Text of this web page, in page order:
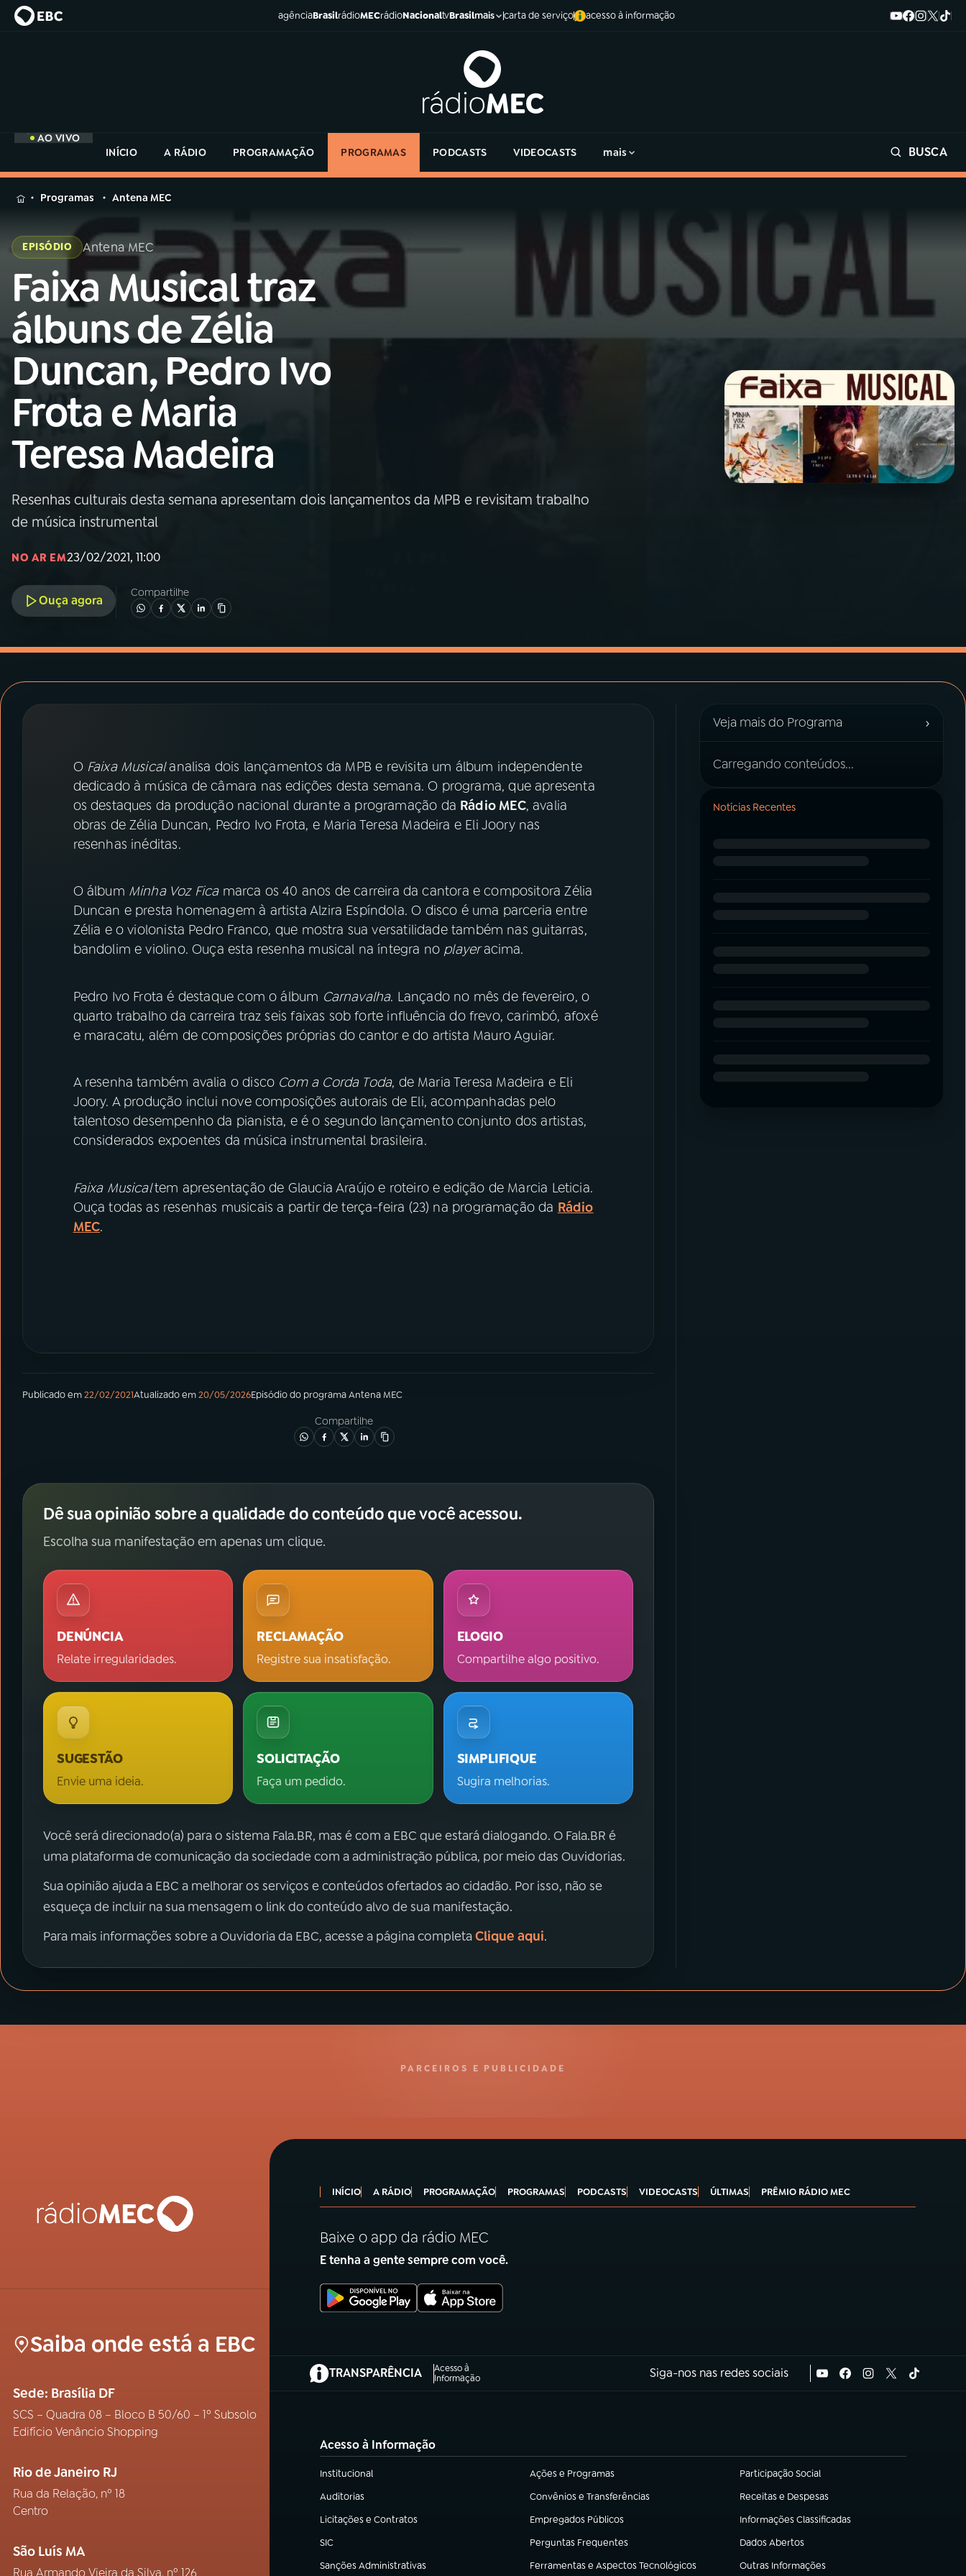
agênciaBrasilrádioMECrádioNacionaltvBrasilmais carta de serviço acesso à informação
AO VIVO
INÍCIO
A RÁDIO PROGRAMAÇÃO PROGRAMAS PODCASTS VIDEOCASTS mais BUSCA
MENU
Buscar
na
Rádio
MEC
AO VIVO
01INÍCIO
02A RÁDIO
03 PROGRAMAÇÃO
04PROGRAMAS
05 PODCASTS
06VIDEOCASTS
07ÚLTIMAS
Instagram X
na
Rádio
Programas Antena MEC
EPISÓDIO Antena MEC
Faixa Musical traz
álbuns de Zélia
Duncan, Pedro Ivo
Frota e Maria
Teresa Madeira
Resenhas culturais desta semana apresentam dois lançamentos da MPB e revisitam trabalho
de música instrumental
NO AR EM23/02/2021, 11:00
Ouça agora
Compartilhe
O Faixa Musicalanalisa dois lançamentos da MPB e revisita um álbum independente
dedicado à música de câmara nas edições desta semana. O programa, que apresenta
os destaques da produção nacional durante a programação da Rádio MEC, avalia
obras de Zélia Duncan, Pedro Ivo Frota, e Maria Teresa Madeira e Eli Joory nas
resenhas inéditas.
O álbum Minha Voz Ficamarca os 40 anos de carreira da cantora e compositora Zélia
Duncan e presta homenagem à artista Alzira Espíndola. O disco é uma parceria entre
Zélia e o violonista Pedro Franco, que mostra sua versatilidade também nas guitarras,
bandolim e violino. Ouça esta resenha musical na íntegra no playeracima.
Pedro Ivo Frota é destaque com o álbum Carnavalha. Lançado no mês de fevereiro, o
quarto trabalho da carreira traz seis faixas sob forte influência do frevo, carimbó, afoxé
e maracatu, além de composições próprias do cantor e do artista Mauro Aguiar.
A resenha também avalia o disco Com a Corda Toda, de Maria Teresa Madeira e Eli
Joory. A produção inclui nove composições autorais de Eli, acompanhadas pelo
talentoso desempenho da pianista, e é o segundo lançamento conjunto dos artistas,
considerados expoentes da música instrumental brasileira.
Faixa Musicaltem apresentação de Glaucia Araújo e roteiro e edição de Marcia Leticia.
Ouça todas as resenhas musicais a partir de terça-feira (23) na programação da Rádio
MEC.
Publicado em22/02/2021Atualizado em20/05/2026Episódiodo programaAntena MEC
Compartilhe
Dê sua opinião sobre a qualidade do conteúdo que você acessou.
Escolha sua manifestação em apenas um clique.
DENÚNCIA
Relate irregularidades.
RECLAMAÇÃO
Registre sua insatisfação.
ELOGIO
Compartilhe algo positivo.
SUGESTÃO
Envie uma ideia.
SOLICITAÇÃO
Faça um pedido.
SIMPLIFIQUE
Sugira melhorias.
Você será direcionado(a) para o sistema Fala.BR, mas é com a EBC que estará dialogando. O Fala.BR é
uma plataforma de comunicação da sociedade com a administração pública, por meio das Ouvidorias.
Sua opinião ajuda a EBC a melhorar os serviços e conteúdos ofertados ao cidadão. Por isso, não se
esqueça de incluir na sua mensagem o link do conteúdo alvo de sua manifestação.
Para mais informações sobre a Ouvidoria da EBC, acesse a página completaClique aqui.
Veja mais do Programa ›
Carregando conteúdos...
Notícias Recentes
PARCEIROS E PUBLICIDADE
Saiba onde está a EBC
Sede: Brasília DF
SCS – Quadra 08 – Bloco B 50/60 – 1º Subsolo
Edifício Venâncio Shopping
Rio de Janeiro RJ
Rua da Relação, nº 18
Centro
São Luís MA
Rua Armando Vieira da Silva, nº 126
INÍCIO A RÁDIO PROGRAMAÇÃO PROGRAMAS PODCASTS VIDEOCASTS ÚLTIMAS PRÊMIO RÁDIO MEC
Baixe o app da rádio MEC
E tenha a gente sempre com você.
TRANSPARÊNCIA
Acesso à
Informação
(abre em nova aba) Siga-nos nas redes sociais
Acesso à Informação
Institucional
(abre em nova aba) Ações e Programas
(abre em nova aba) Participação Social
(abre em nova aba)
Auditorias
(abre em nova aba) Convênios e Transferências
(abre em nova aba) Receitas e Despesas
(abre em nova aba)
Licitações e Contratos
(abre em nova aba) Empregados Públicos
(abre em nova aba) Informações Classificadas
(abre em nova aba)
SIC
(abre em nova aba) Perguntas Frequentes
(abre em nova aba) Dados Abertos
(abre em nova aba)
Sanções Administrativas
(abre em nova aba) Ferramentas e Aspectos Tecnológicos
(abre em nova aba) Outras Informações
(abre em nova aba)